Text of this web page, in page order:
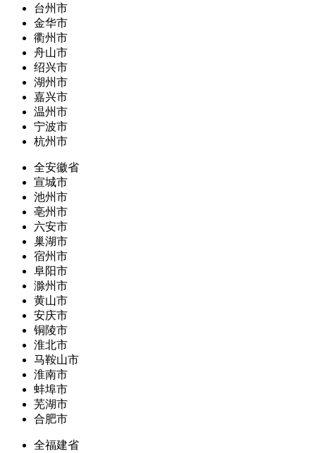
台州市
金华市
衢州市
舟山市
绍兴市
湖州市
嘉兴市
温州市
宁波市
杭州市
全安徽省
宣城市
池州市
亳州市
六安市
巢湖市
宿州市
阜阳市
滁州市
黄山市
安庆市
铜陵市
淮北市
马鞍山市
淮南市
蚌埠市
芜湖市
合肥市
全福建省